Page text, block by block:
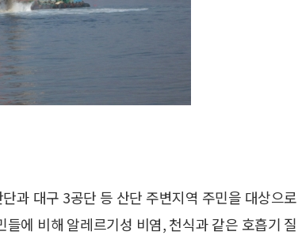
과 대구 3공단 등 산단 주변지역 주민을 대상으로
에 비해 알레르기성 비염, 천식과 같은 호흡기 질